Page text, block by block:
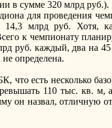
в сумме 320 млрд руб.).
для проведения
14,3 млрд руб. Хотя,
к чемпионату
руб. каждый, два на
определена.
что есть несколько
110 тыс. кв.
он назвал, отличную